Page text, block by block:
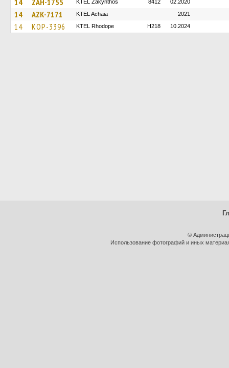
14 ZAH-1755 KTEL Zakynthos 8412 02.2020
14 AZK-7171 KTEL Achaia 2021
14 KOP-3396 KTEL Rhodope H218 10.2024
©
Использование фотографий и иных